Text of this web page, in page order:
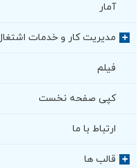
آمار
+ مدیریت کار و خدمات اشتغال
فیلم
کپی صفحه نخست
ارتباط با ما
+ قالب ها